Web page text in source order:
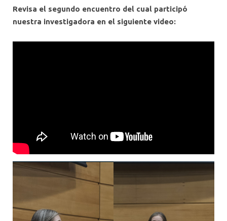
Revisa el segundo encuentro del cual participó
nuestra investigadora en el siguiente video: